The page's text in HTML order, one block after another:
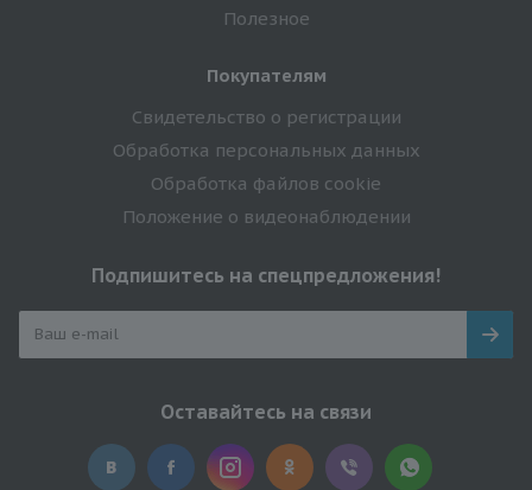
Полезное
Покупателям
Свидетельство о регистрации
Обработка персональных данных
Обработка файлов cookie
Положение о видеонаблюдении
Подпишитесь на спецпредложения!
Оставайтесь на связи